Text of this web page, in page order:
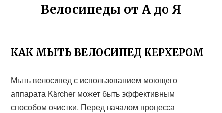
Велосипеды от А до Я
КАК МЫТЬ ВЕЛОСИПЕД КЕРХЕРОМ
Мыть велосипед с использованием моющего
аппарата Kärcher может быть эффективным
способом очистки. Перед началом процесса